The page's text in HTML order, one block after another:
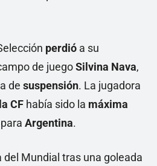
perdió a su
de juegoSilvina Nava,
de suspensión. La jugadora
CF había sido la máxima
Argentina.